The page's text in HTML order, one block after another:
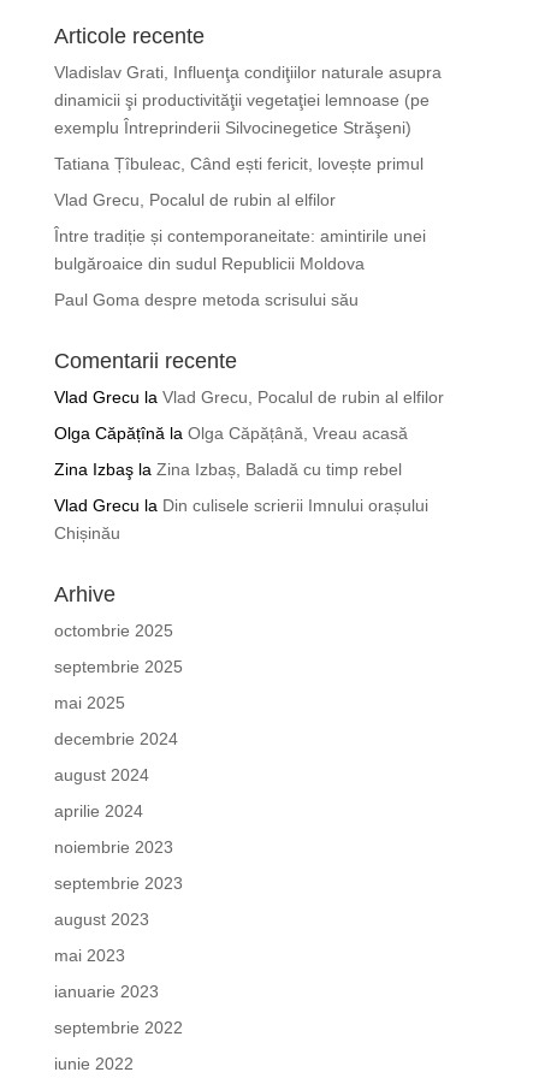
Articole recente
Vladislav Grati, Influenţa condiţiilor naturale asupra
dinamicii şi productivităţii vegetaţiei lemnoase (pe
exemplu Întreprinderii Silvocinegetice Străşeni)
Tatiana Țîbuleac, Când ești fericit, lovește primul
Vlad Grecu, Pocalul de rubin al elfilor
Între tradiție și contemporaneitate: amintirile unei
bulgăroaice din sudul Republicii Moldova
Paul Goma despre metoda scrisului său
Comentarii recente
Vlad Grecu la Vlad Grecu, Pocalul de rubin al elfilor
Olga Căpățînă la Olga Căpățână, Vreau acasă
Zina Izbaşla Zina Izbaș, Baladă cu timp rebel
Vlad Grecu la Din culisele scrierii Imnului orașului
Chișinău
Arhive
octombrie 2025
septembrie 2025
mai 2025
decembrie 2024
august 2024
aprilie 2024
noiembrie 2023
septembrie 2023
august 2023
mai 2023
ianuarie 2023
septembrie 2022
iunie 2022